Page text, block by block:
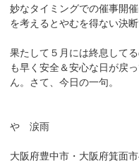
妙なタイミングでの催事開
を考えるとやむを得ない決断
果たして５月には終息して
も早く安全＆安心な日が戻
ん。さて、今日の一句。
佐保姫の
や 涙雨
大阪府豊中市・大阪府箕面